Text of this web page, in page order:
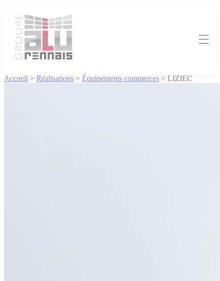
Accueil > Réalisations > Équipements commerces > LIZIEC